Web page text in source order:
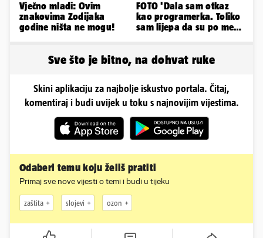
Vječno mladi: Ovim
znakovima Zodijaka
godine ništa ne mogu!
FOTO 'Dala sam otkaz
kao programerka. Toliko
sam lijepa da su po meni
Sve što je bitno, na dohvat ruke
Skini aplikaciju za najbolje iskustvo portala. Čitaj,
komentiraj i budi uvijek u toku s najnovijim vijestima.
Odaberi temu koju želiš pratiti
Primaj sve nove vijesti o temi i budi u tijeku
zaštita slojevi ozon